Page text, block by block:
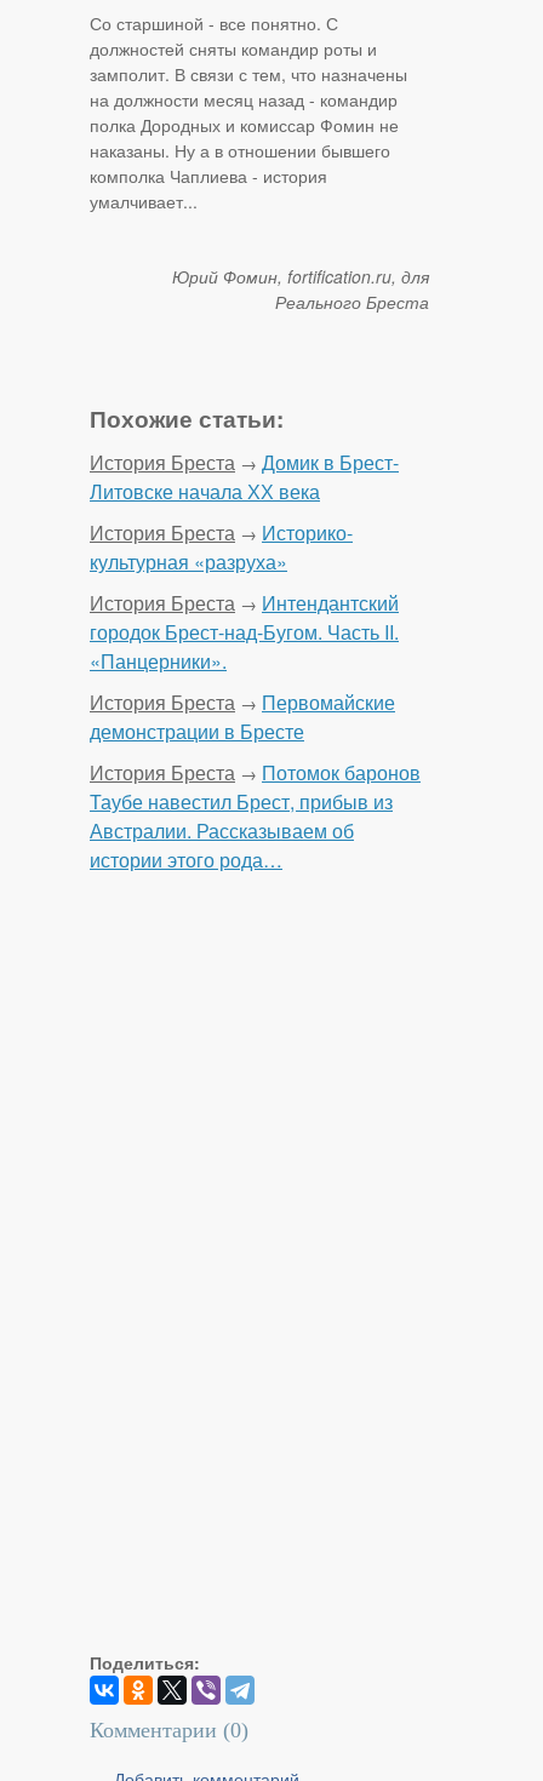
Со старшиной - все понятно. С
должностей сняты командир роты и
замполит. В связи с тем, что назначены
на должности месяц назад - командир
полка Дородных и комиссар Фомин не
наказаны. Ну а в отношении бывшего
комполка Чаплиева - история
умалчивает...
Юрий Фомин, fortification.ru, для
Реального Бреста
Похожие статьи:
История Бреста → Домик в Брест-
Литовске начала ХХ века
История Бреста → Историко-
культурная «разруха»
История Бреста → Интендантский
городок Брест-над-Бугом. Часть II.
«Панцерники».
История Бреста → Первомайские
демонстрации в Бресте
История Бреста → Потомок баронов
Таубе навестил Брест, прибыв из
Австралии. Рассказываем об
истории этого рода…
Поделиться:
Комментарии (0)